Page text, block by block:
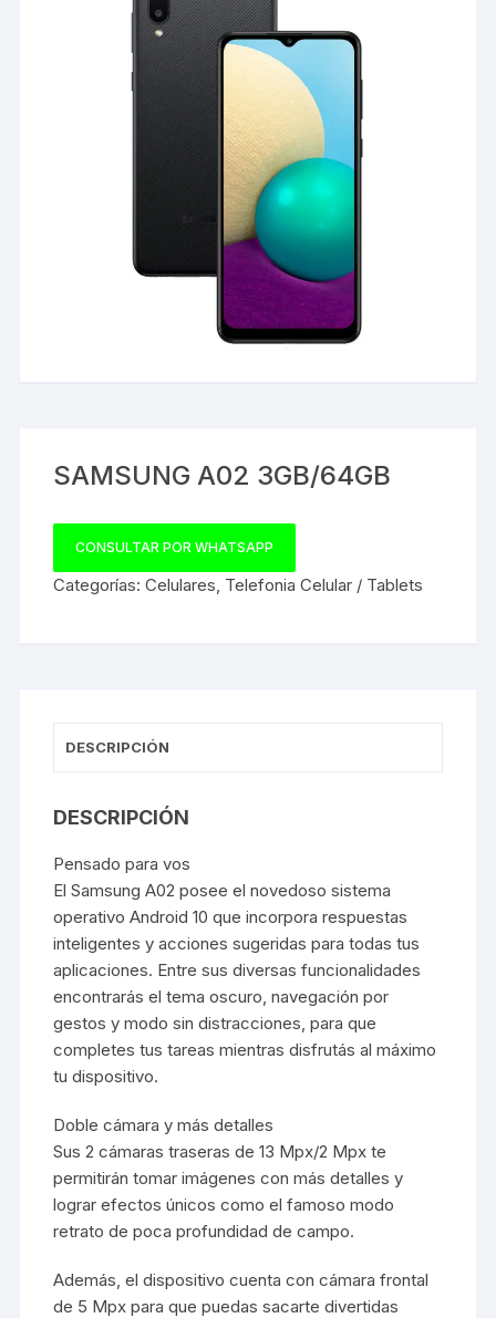
SAMSUNG A02 3GB/64GB
CONSULTAR POR WHATSAPP
Categorías:Celulares Telefonia Celular / Tablets
DESCRIPCIÓN
DESCRIPCIÓN
Pensado para vos
El Samsung A02 posee el novedoso sistema
operativo Android 10 que incorpora respuestas
inteligentes y acciones sugeridas para todas tus
aplicaciones. Entre sus diversas funcionalidades
encontrarás el tema oscuro, navegación por
gestos y modo sin distracciones, para que
completes tus tareas mientras disfrutás al máximo
tu dispositivo.
Doble cámara y más detalles
Sus 2 cámaras traseras de 13 Mpx/2 Mpx te
permitirán tomar imágenes con más detalles y
lograr efectos únicos como el famoso modo
retrato de poca profundidad de campo.
Además, el dispositivo cuenta con cámara frontal
de 5 Mpx para que puedas sacarte divertidas